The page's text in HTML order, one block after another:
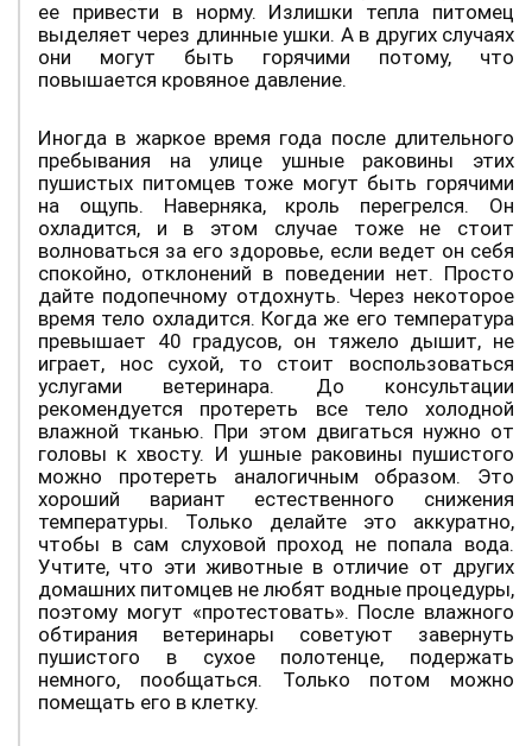
ее привести в норму. Излишки тепла питомец
выделяет через длинные ушки. А в других случаях
они могут быть горячими потому, что
повышается кровяное давление.
Иногда в жаркое время года после длительного
пребывания на улице ушные раковины этих
пушистых питомцев тоже могут быть горячими
на ощупь. Наверняка, кроль перегрелся. Он
охладится, и в этом случае тоже не стоит
волноваться за его здоровье, если ведет он себя
спокойно, отклонений в поведении нет. Просто
дайте подопечному отдохнуть. Через некоторое
время тело охладится. Когда же его температура
превышает 40 градусов, он тяжело дышит, не
играет, нос сухой, то стоит воспользоваться
услугами ветеринара. До консультации
рекомендуется протереть все тело холодной
влажной тканью. При этом двигаться нужно от
головы к хвосту. И ушные раковины пушистого
можно протереть аналогичным образом. Это
хороший вариант естественного снижения
температуры. Только делайте это аккуратно,
чтобы в сам слуховой проход не попала вода.
Учтите, что эти животные в отличие от других
домашних питомцев не любят водные процедуры,
поэтому могут «протестовать». После влажного
обтирания ветеринары советуют завернуть
пушистого в сухое полотенце, подержать
немного, пообщаться. Только потом можно
помещать его в клетку.